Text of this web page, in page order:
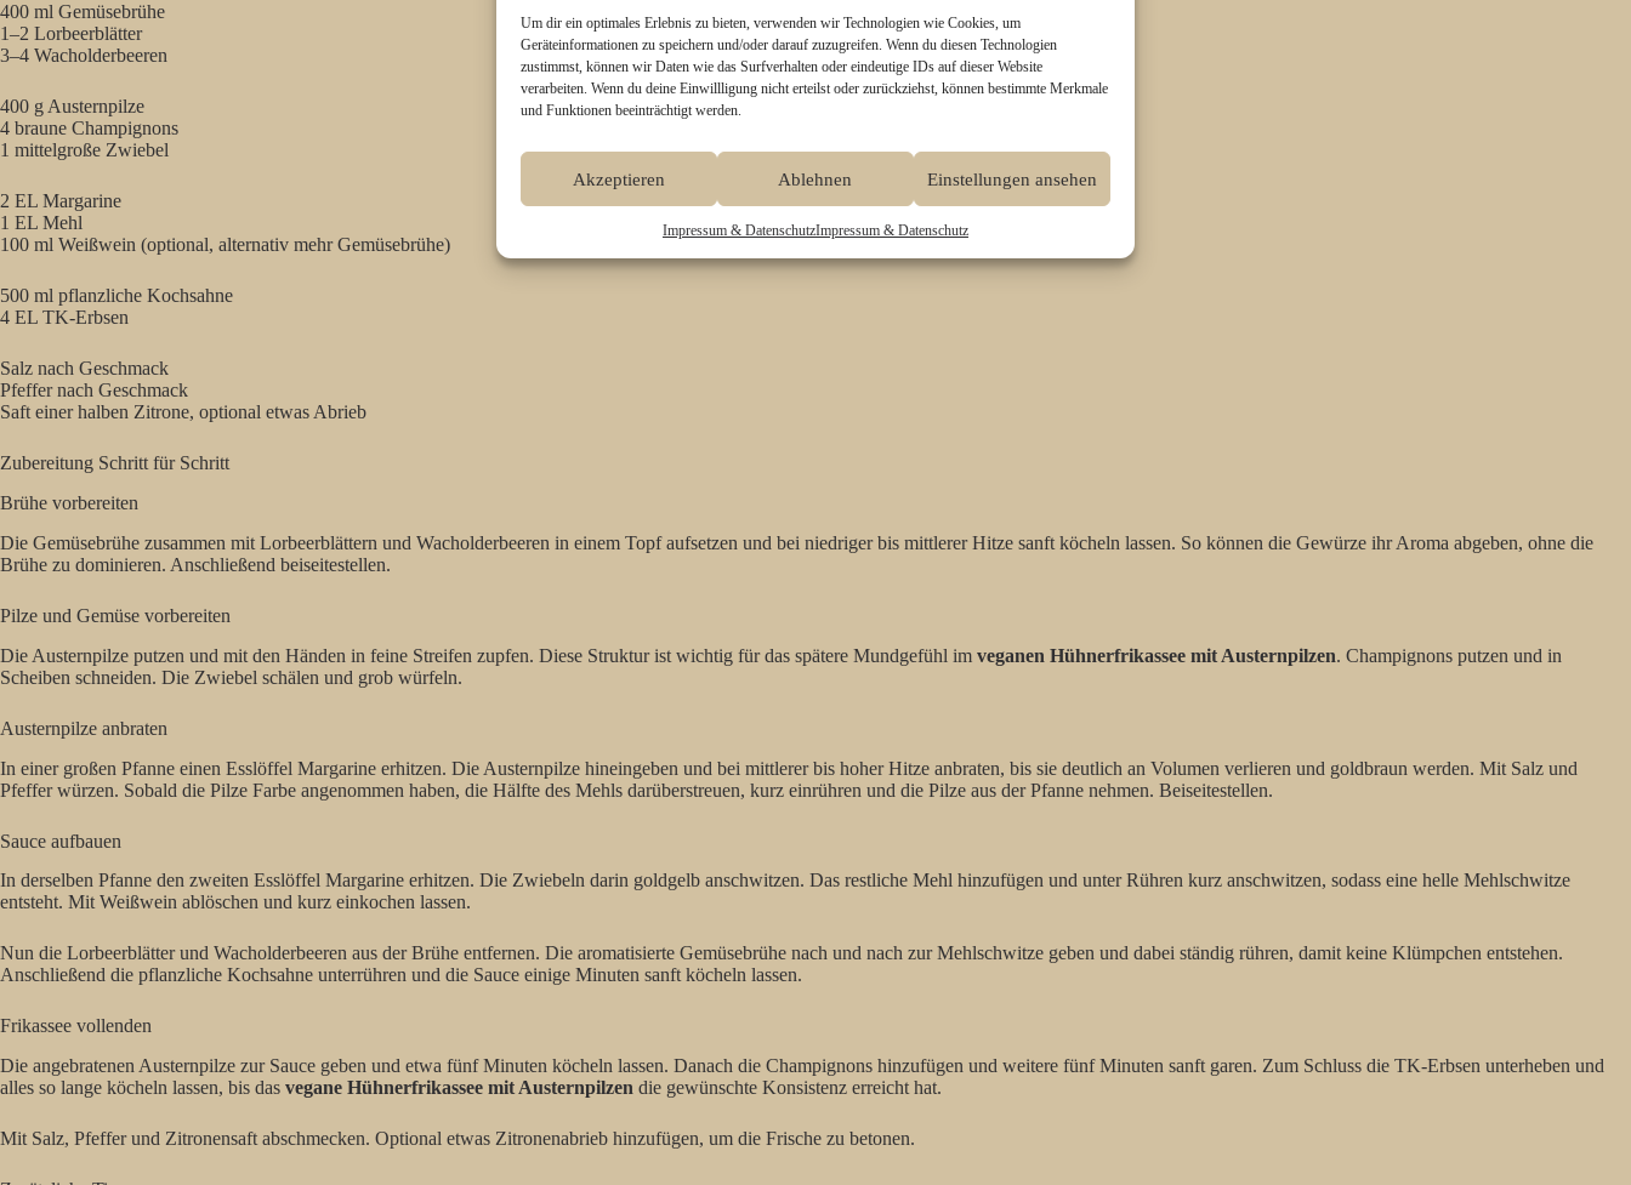
Um dir ein optimales Erlebnis zu bieten, verwenden wir Technologien wie Cookies, um
Geräteinformationen zu speichern und/oder darauf zuzugreifen. Wenn du diesen Technologien
zustimmst, können wir Daten wie das Surfverhalten oder eindeutige IDs auf dieser Website
verarbeiten. Wenn du deine Einwillligung nicht erteilst oder zurückziehst, können bestimmte Merkmale
und Funktionen beeinträchtigt werden.
Akzeptieren Ablehnen Einstellungen ansehen
Impressum & DatenschutzImpressum & Datenschutz
400 ml Gemüsebrühe
1–2 Lorbeerblätter
3–4 Wacholderbeeren
400 g Austernpilze
4 braune Champignons
1 mittelgroße Zwiebel
2 EL Margarine
1 EL Mehl
100 ml Weißwein (optional, alternativ mehr Gemüsebrühe)
500 ml pflanzliche Kochsahne
4 EL TK-Erbsen
Salz nach Geschmack
Pfeffer nach Geschmack
Saft einer halben Zitrone, optional etwas Abrieb
Zubereitung Schritt für Schritt
Brühe vorbereiten
Die Gemüsebrühe zusammen mit Lorbeerblättern und Wacholderbeeren in einem Topf aufsetzen und bei niedriger bis mittlerer Hitze sanft köcheln lassen. So können die Gewürze ihr Aroma abgeben, ohne die
Brühe zu dominieren. Anschließend beiseitestellen.
Pilze und Gemüse vorbereiten
Die Austernpilze putzen und mit den Händen in feine Streifen zupfen. Diese Struktur ist wichtig für das spätere Mundgefühl im veganen Hühnerfrikassee mit Austernpilzen. Champignons putzen und in
Scheiben schneiden. Die Zwiebel schälen und grob würfeln.
Austernpilze anbraten
In einer großen Pfanne einen Esslöffel Margarine erhitzen. Die Austernpilze hineingeben und bei mittlerer bis hoher Hitze anbraten, bis sie deutlich an Volumen verlieren und goldbraun werden. Mit Salz und
Pfeffer würzen. Sobald die Pilze Farbe angenommen haben, die Hälfte des Mehls darüberstreuen, kurz einrühren und die Pilze aus der Pfanne nehmen. Beiseitestellen.
Sauce aufbauen
In derselben Pfanne den zweiten Esslöffel Margarine erhitzen. Die Zwiebeln darin goldgelb anschwitzen. Das restliche Mehl hinzufügen und unter Rühren kurz anschwitzen, sodass eine helle Mehlschwitze
entsteht. Mit Weißwein ablöschen und kurz einkochen lassen.
Nun die Lorbeerblätter und Wacholderbeeren aus der Brühe entfernen. Die aromatisierte Gemüsebrühe nach und nach zur Mehlschwitze geben und dabei ständig rühren, damit keine Klümpchen entstehen.
Anschließend die pflanzliche Kochsahne unterrühren und die Sauce einige Minuten sanft köcheln lassen.
Frikassee vollenden
Die angebratenen Austernpilze zur Sauce geben und etwa fünf Minuten köcheln lassen. Danach die Champignons hinzufügen und weitere fünf Minuten sanft garen. Zum Schluss die TK-Erbsen unterheben und
alles so lange köcheln lassen, bis das vegane Hühnerfrikassee mit Austernpilzen die gewünschte Konsistenz erreicht hat.
Mit Salz, Pfeffer und Zitronensaft abschmecken. Optional etwas Zitronenabrieb hinzufügen, um die Frische zu betonen.